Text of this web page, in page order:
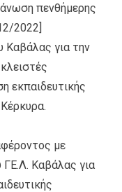
πενθήμερης
2022]
Καβάλας για την
εκπαιδευτικής
με
Καβάλας για